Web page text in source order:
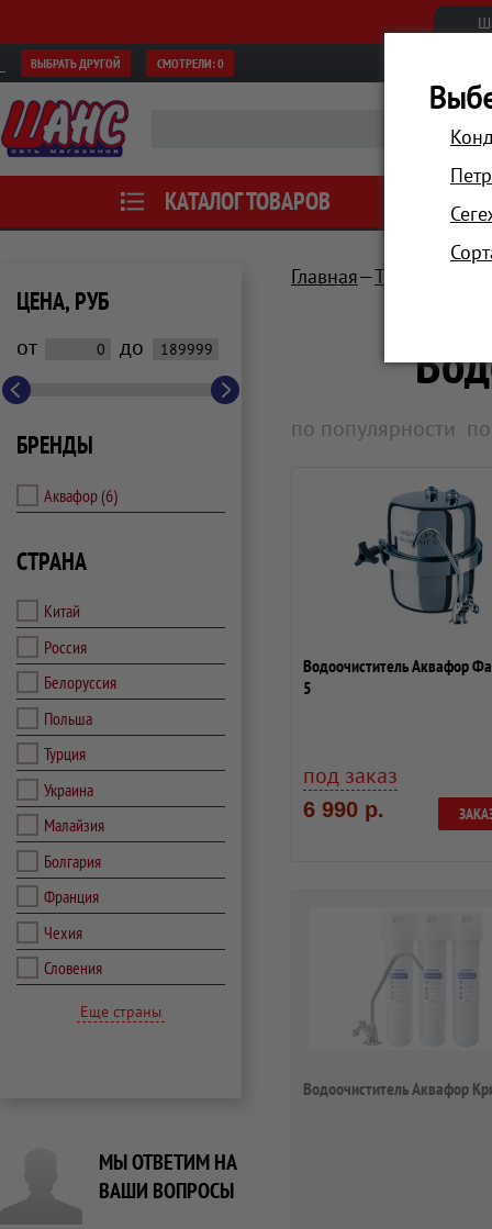
ВЫБРАТЬ ДРУГОЙ СМОТРЕЛИ:0
КАТАЛОГ ТОВАРОВ АКЦИИ
ЦЕНА, РУБ
от до
БРЕНДЫ
Аквафор(6)
СТРАНА
Китай
Россия
Белоруссия
Польша
Турция
Украина
Малайзия
Болгария
Франция
Чехия
Словения
Еще страны
МЫ ОТВЕТИМ НА
ВАШИ ВОПРОСЫ
Главная Техника для
по популярности
Водоочиститель Аквафор
5
под заказ
6 990 р.
Водоочиститель Аквафор